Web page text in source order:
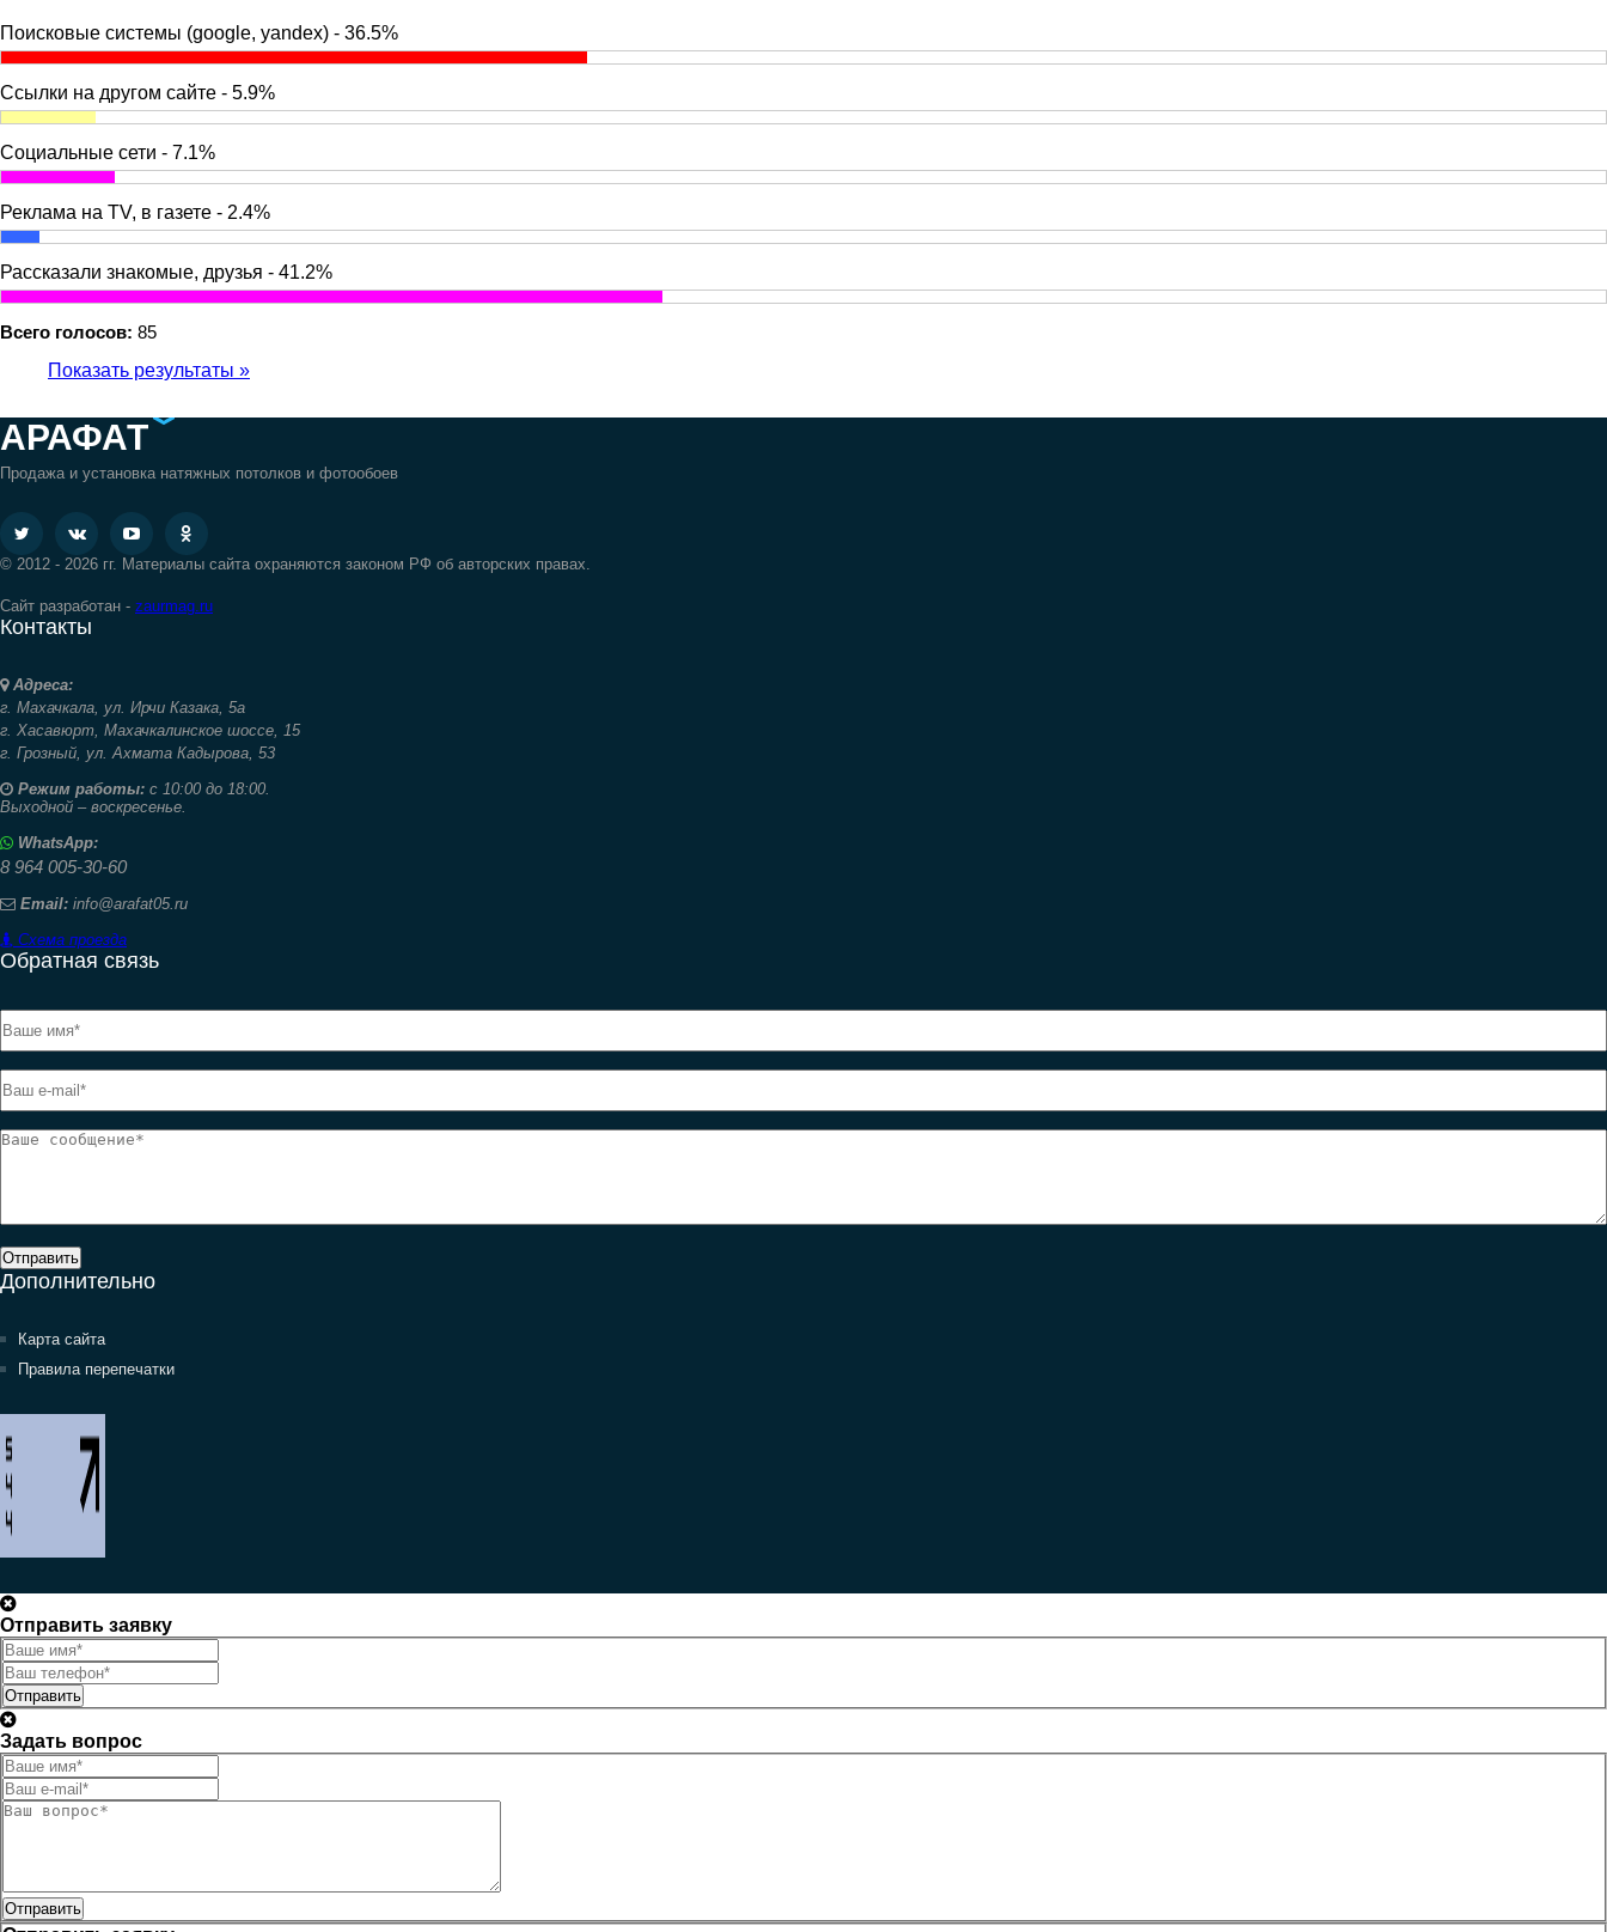
Поисковые системы (google, yandex) - 36.5%
Ссылки на другом сайте - 5.9%
Социальные сети - 7.1%
Реклама на TV, в газете - 2.4%
Рассказали знакомые, друзья - 41.2%
Всего голосов: 85
Показать результаты »
АРАФАТ
Продажа и установка натяжных потолков и фотообоев
© 2012 - 2026 гг. Материалы сайта охраняются законом РФ об авторских правах.
Сайт разработан - zaurmag.ru
Контакты
Адреса:
г. Махачкала, ул. Ирчи Казака, 5а
г. Хасавюрт, Махачкалинское шоссе, 15
г. Грозный, ул. Ахмата Кадырова, 53
Режим работы: с 10:00 до 18:00.
Выходной – воскресенье.
WhatsApp:
8 964 005-30-60
Email: info@arafat05.ru
Схема проезда
Обратная связь
Отправить
Дополнительно
Карта сайта
Правила перепечатки
Отправить заявку
Отправить
Задать вопрос
Отправить